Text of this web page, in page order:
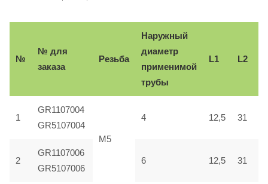
№
№ для
заказа
Резьба
Наружный
диаметр
применимой
трубы
L1 L2
1
GR1107004
GR5107004
M5
4 12,5 31
2
GR1107006
GR5107006
6 12,5 31